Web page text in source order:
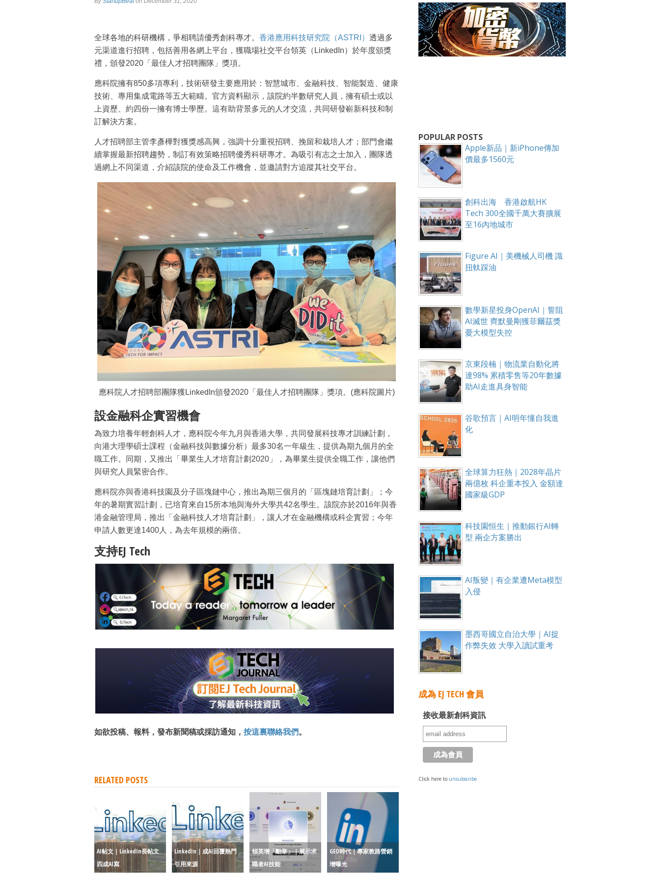
全球各地的科研機構，爭相聘請優秀創科專才。 香港應用科技研究院（ASTRI ） 透過多
元渠道進行招聘，包括善用各網上平台，獲職場社交平台領英（LinkedIn）於年度頒獎
禮，頒發2020「最佳人才招聘團隊」獎項。
應科院擁有850多項專利，技術研發主要應用於：智慧城市、金融科技、智能製造、健康
技術、專用集成電路等五大範疇。官方資料顯示，該院約半數研究人員，擁有碩士或以
上資歷、約四份一擁有博士學歷。這有助背景多元的人才交流，共同研發嶄新科技和制
訂解決方案。
人才招聘部主管李彥樺對獲獎感高興，強調十分重視招聘、挽留和栽培人才；部門會繼
續掌握最新招聘趨勢，制訂有效策略招聘優秀科研專才。為吸引有志之士加入，團隊透
過網上不同渠道，介紹該院的使命及工作機會，並邀請對方追蹤其社交平台。
應科院人才招聘部團隊獲LinkedIn頒發2020「最佳人才招聘團隊」獎項。(應科院圖片)
設金融科企實習機會
為致力培養年輕創科人才，應科院今年九月與香港大學，共同發展科技專才訓練計劃，
向港大理學碩士課程（金融科技與數據分析）最多30名一年級生，提供為期九個月的全
職工作。同期，又推出「畢業生人才培育計劃2020」，為畢業生提供全職工作，讓他們
與研究人員緊密合作。
應科院亦與香港科技園及分子區塊鏈中心，推出為期三個月的「區塊鏈培育計劃」；今
年的暑期實習計劃，已培育來自15所本地與海外大學共42名學生。該院亦於2016年與香
港金融管理局，推出「金融科技人才培育計劃」，讓人才在金融機構或科企實習；今年
申請人數更達1400人，為去年規模的兩倍。
支持EJ Tech
如欲投稿、報料，發布新聞稿或採訪通知， 按這裏聯絡我們。
RELATED POSTS
AI帖文｜LinkedIn長帖文
四成AI寫
LinkedIn｜成AI回覆熱門
引用來源
領英增「勳章」｜展示求
職者AI技能
GEO時代｜專家教路營銷
增曝光
POPULAR POSTS
Apple新品｜新iPhone傳加
價最多1560元
創科出海 香港啟航HK
Tech 300全國千萬大賽擴展
至16內地城市
Figure AI｜美機械人司機 識
扭軚踩油
數學新星投身OpenAI｜誓阻
AI滅世 齊默曼剛獲菲爾茲獎
憂大模型失控
京東段楠｜物流業自動化將
達98% 累積零售等20年數據
助AI走進具身智能
谷歌預言｜AI明年懂自我進
化
全球算力狂熱｜2028年晶片
兩億枚 科企重本投入 金額達
國家級GDP
科技園恒生｜推動銀行AI轉
型 兩企方案勝出
AI叛變｜有企業遭Meta模型
入侵
墨西哥國立自治大學｜AI捉
作弊失效 大學入讀試重考
成為 EJ TECH 會員
接收最新創科資訊
Click here to unsubscribe
成為 EJ Tech 會員
最新資訊（附創業懶人包），直達郵箱！